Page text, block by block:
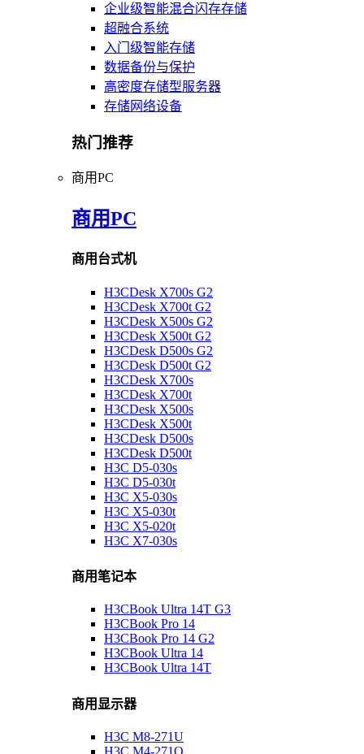
企业级智能混合闪存存储
超融合系统
入门级智能存储
数据备份与保护
高密度存储型服务器
存储网络设备
热门推荐
商用PC
商用PC
商用台式机
H3CDesk X700s G2
H3CDesk X700t G2
H3CDesk X500s G2
H3CDesk X500t G2
H3CDesk D500s G2
H3CDesk D500t G2
H3CDesk X700s
H3CDesk X700t
H3CDesk X500s
H3CDesk X500t
H3CDesk D500s
H3CDesk D500t
H3C D5-030s
H3C D5-030t
H3C X5-030s
H3C X5-030t
H3C X5-020t
H3C X7-030s
商用笔记本
H3CBook Ultra 14T G3
H3CBook Pro 14
H3CBook Pro 14 G2
H3CBook Ultra 14
H3CBook Ultra 14T
商用显示器
H3C M8-271U
H3C M4-271Q